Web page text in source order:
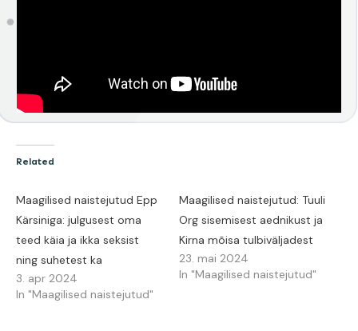
Related
Maagilised naistejutud Epp
Kärsiniga: julgusest oma
teed käia ja ikka seksist
ning suhetest ka
3. apr 2024
In "Maagilised naistejutud"
Maagilised naistejutud: Tuuli
Org sisemisest aednikust ja
Kirna mõisa tulbiväljadest
23. mai 2024
In "Maagilised naistejutud"